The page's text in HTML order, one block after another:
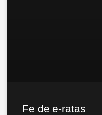
Fe de e-ratas